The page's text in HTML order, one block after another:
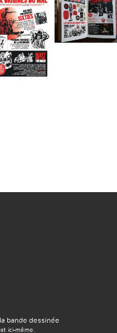
bande dessinée
ici-même.